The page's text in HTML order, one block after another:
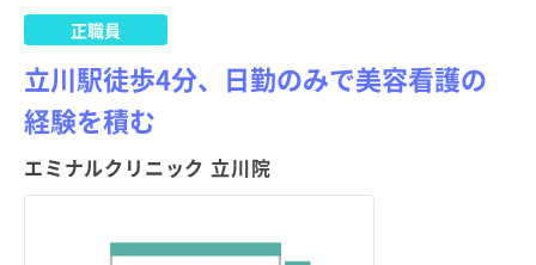
正職員
立川駅徒歩4分、日勤のみで美容看護の
経験を積む
エミナルクリニック 立川院